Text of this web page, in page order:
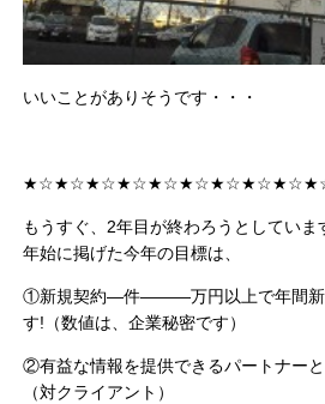
いいことがありそうです・・・
もうすぐ、2年目が終わろうとしていま
年始に掲げた今年の目標は、
①新規契約―件―――万円以上で年間新
す!（数値は、企業秘密です）
②有益な情報を提供できるパートナー
（対クライアント）